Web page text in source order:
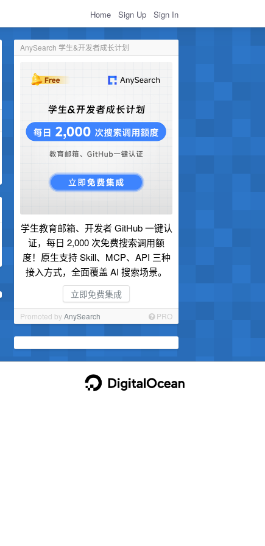
Home Sign Up Sign In
AnySearch 学生&开发者成长计划
学生教育邮箱、开发者 GitHub 一键认
证，每日 2,000 次免费搜索调用额
度！原生支持 Skill、MCP、API 三种
接入方式，全面覆盖 AI 搜索场景。
立即免费集成
Promoted byAnySearch PRO